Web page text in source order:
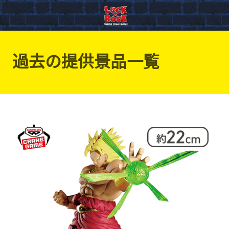
過去の提供景品一覧